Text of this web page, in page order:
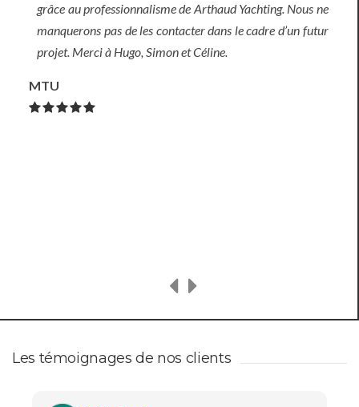
émotions. Pour notre agence la mission est remplie !! En
effet la régate est en corrélation avec notre ambition de
faire découvrir à nos clients la cote d’Azur autrement.
Agence Genevoise
Les témoignages de nos clients